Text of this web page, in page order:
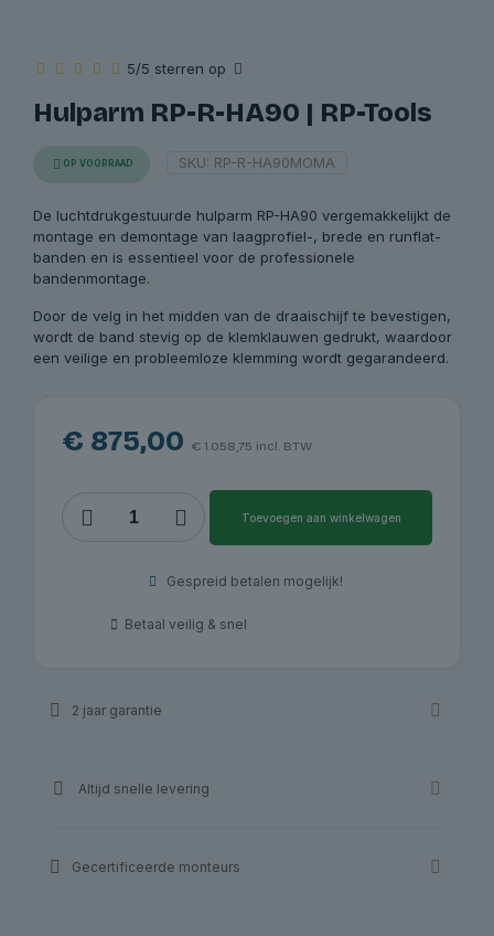
5/5 sterren op
Hulparm RP-R-HA90 | RP-Tools
OP VOORRAAD SKU: RP-R-HA90MOMA
De luchtdrukgestuurde hulparm RP-HA90 vergemakkelijkt de
montage en demontage van laagprofiel-, brede en runflat-
banden en is essentieel voor de professionele
bandenmontage.
Door de velg in het midden van de draaischijf te bevestigen,
wordt de band stevig op de klemklauwen gedrukt, waardoor
een veilige en probleemloze klemming wordt gegarandeerd.
€ 875,00 € 1.058,75 incl. BTW
RP-
Toevoegen aan winkelwagen
Gespreid betalen mogelijk!
Betaal veilig & snel
2 jaar garantie
Altijd snelle levering
Gecertificeerde monteurs